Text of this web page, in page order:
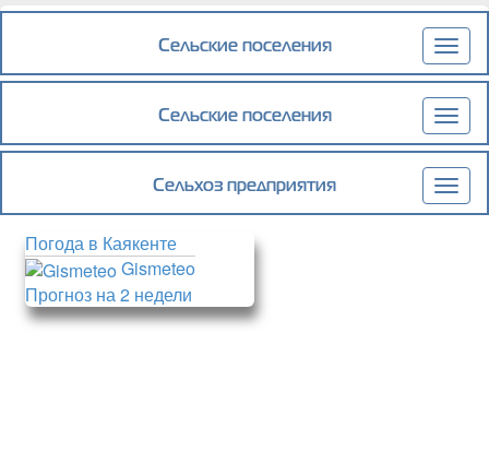
Сельские поселения
Сельские поселения
Сельхоз предприятия
Погода в Каякенте
Gismeteo
Прогноз на 2 недели